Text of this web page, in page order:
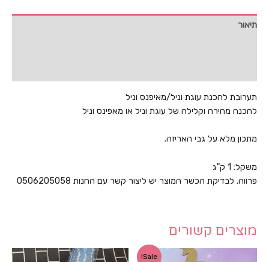
תיאור
תערובת להכנת עוגת וניל/מאיפנס וניל
להכנה מהירה וקלילה של עוגת וניל או מאפינס וניל
מתכון מלא על גבי האריזה.
משקל: 1 ק"ג
פרווה. לבדיקת הכשר המוצר יש ליצור קשר עם החנות 0506205058
מוצרים קשורים
Sale!